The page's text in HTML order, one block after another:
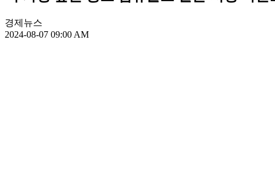
경제뉴스
2024-08-07 09:00 AM